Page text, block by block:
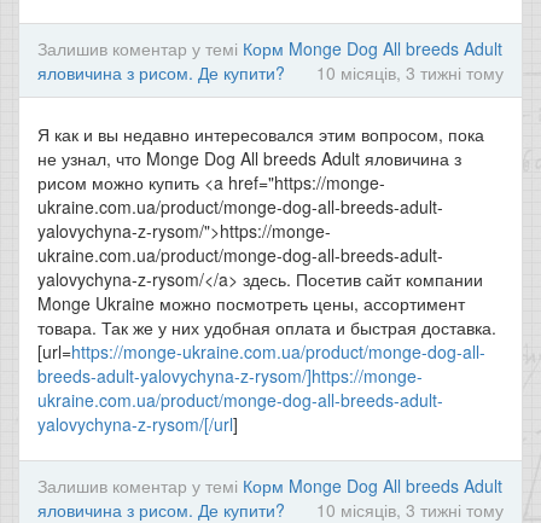
Залишив коментар у темі Корм Monge Dog All breeds Adult
яловичина з рисом. Де купити?
10 місяців, 3 тижні тому
Я как и вы недавно интересовался этим вопросом, пока
не узнал, что Monge Dog All breeds Adult яловичина з
рисом можно купить <a href="https://monge-
ukraine.com.ua/product/monge-dog-all-breeds-adult-
yalovychyna-z-rysom/">https://monge-
ukraine.com.ua/product/monge-dog-all-breeds-adult-
yalovychyna-z-rysom/</a> здесь. Посетив сайт компании
Monge Ukraine можно посмотреть цены, ассортимент
товара. Так же у них удобная оплата и быстрая доставка.
[url=https://monge-ukraine.com.ua/product/monge-dog-all-
breeds-adult-yalovychyna-z-rysom/]https://monge-
ukraine.com.ua/product/monge-dog-all-breeds-adult-
yalovychyna-z-rysom/[/url]
Залишив коментар у темі Корм Monge Dog All breeds Adult
яловичина з рисом. Де купити?
10 місяців, 3 тижні тому